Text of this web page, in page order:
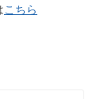
こちら